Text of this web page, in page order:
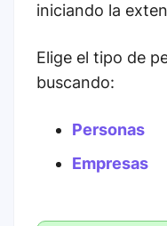
iniciando la
Elige el tipo de
buscando:
Personas
Empresas